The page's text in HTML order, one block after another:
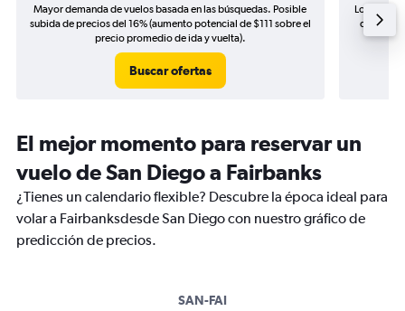
Mayor demanda de vuelos basada en las búsquedas. Posible
subida de precios del 16% (aumento potencial de $111 sobre el
precio promedio de ida y vuelta).
Buscar ofertas
Los
de
El mejor momento para reservar un
vuelo de San Diego a Fairbanks
¿Tienes un calendario flexible? Descubre la época ideal para
volar a Fairbanksdesde San Diego con nuestro gráfico de
predicción de precios.
SAN-FAI